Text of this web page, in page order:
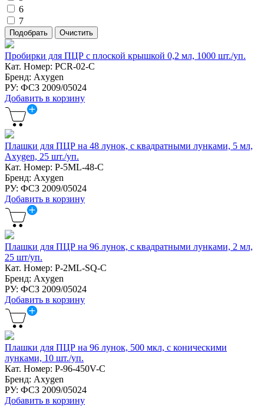
6
7
Пробирки для ПЦР с плоской крышкой 0,2 мл, 1000 шт./уп.
Кат. Номер: PCR-02-C
Бренд: Axygen
РУ: ФСЗ 2009/05024
Добавить в корзину
Плашки для ПЦР на 48 лунок, с квадратными лунками, 5 мл,
Axygen, 25 шт./уп.
Кат. Номер: P-5ML-48-C
Бренд: Axygen
РУ: ФСЗ 2009/05024
Добавить в корзину
Плашки для ПЦР на 96 лунок, с квадратными лунками, 2 мл,
25 шт/уп.
Кат. Номер: P-2ML-SQ-C
Бренд: Axygen
РУ: ФСЗ 2009/05024
Добавить в корзину
Плашки для ПЦР на 96 лунок, 500 мкл, с коническими
лунками, 10 шт./уп.
Кат. Номер: P-96-450V-C
Бренд: Axygen
РУ: ФСЗ 2009/05024
Добавить в корзину